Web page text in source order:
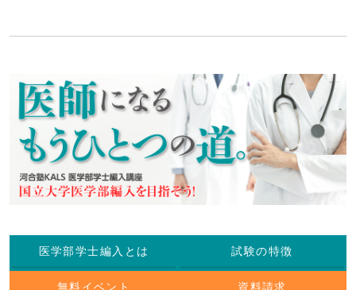
医学部学士編入とは 試験の特徴
無料イベント 資料請求